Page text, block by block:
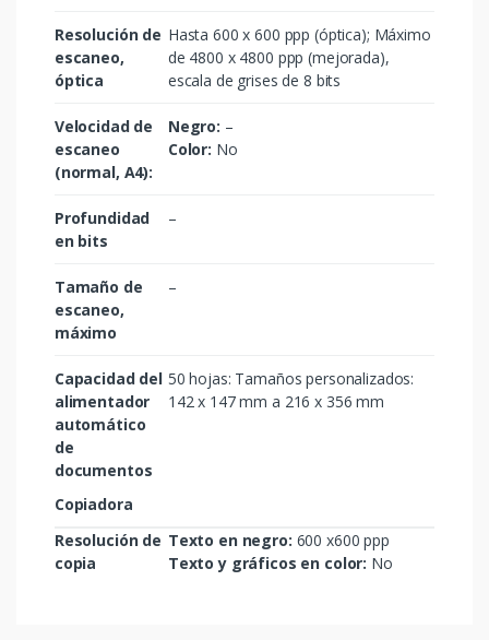
Resolución de
escaneo,
óptica
Hasta 600 x 600 ppp (óptica); Máximo
de 4800 x 4800 ppp (mejorada),
escala de grises de 8 bits
Velocidad de
escaneo
(normal, A4):
Negro: –
Color: No
Profundidad
en bits
–
Tamaño de
escaneo,
máximo
–
Capacidad del
alimentador
automático
de
documentos
50 hojas: Tamaños personalizados:
142 x 147 mm a 216 x 356 mm
Copiadora
Resolución de
copia
Texto en negro: 600 x600 ppp
Texto y gráficos en color: No